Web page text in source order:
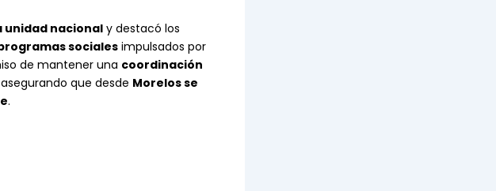
unidad nacionaly destacó los
sociales impulsados por
de mantener una coordinación
que desde Morelos se
.